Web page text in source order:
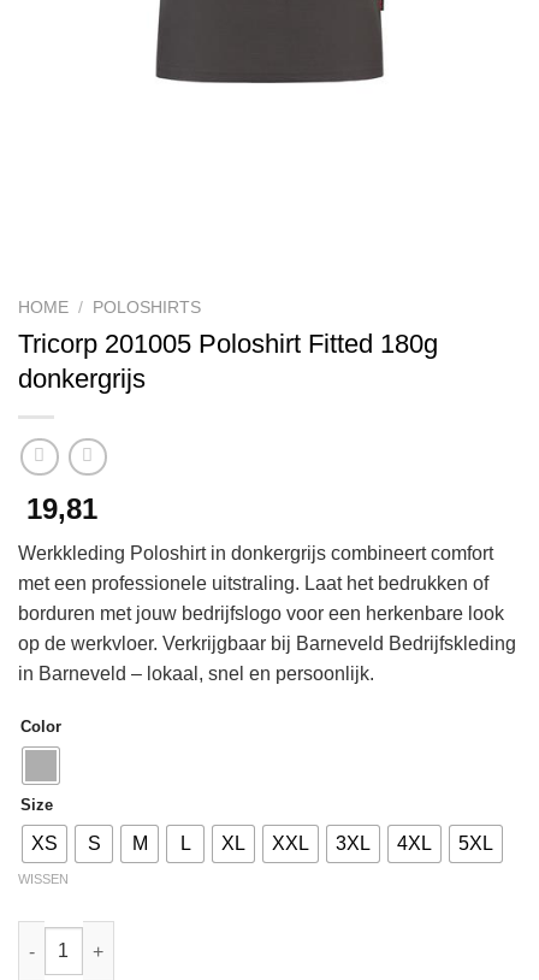
HOME / POLOSHIRTS
Tricorp 201005 Poloshirt Fitted 180g
donkergrijs
19,81
Werkkleding Poloshirt in donkergrijs combineert comfort
met een professionele uitstraling. Laat het bedrukken of
borduren met jouw bedrijfslogo voor een herkenbare look
op de werkvloer. Verkrijgbaar bij Barneveld Bedrijfskleding
in Barneveld – lokaal, snel en persoonlijk.
Color
Size
XS S M L XL XXL 3XL 4XL 5XL
WISSEN
Tricorp 201005 Poloshirt Fitted 180g donkergrijs aantal